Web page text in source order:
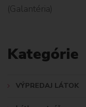
D
(Galantéria)
Kategórie
VÝPREDAJ LÁTOK